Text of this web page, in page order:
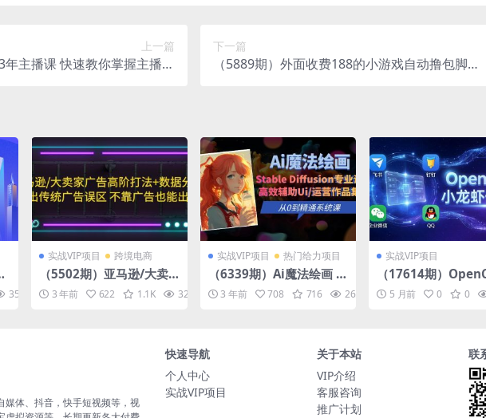
上一篇
年主播课 快速教你掌握主播底
下一篇
（5889期）外面收费188的小游戏自动撸包脚本
35.4K 10
实战VIP项目 跨境电商
（5502期）亚马逊/大卖
家广告高阶打法+数据分
析，走出传统广告误区 不
3 年前 622 1.1K 32.9K 10
实战VIP项目 热门给力项目
（6339期）Ai魔法绘画 St
able Diffusion专业课 高
效辅助Ui/运营作品集 0到
3 年前 708 716 26.2K 10
实战VIP项目
（17614期）
小龙虾保姆课：
s/macOS/Linux/
5 月前 0 0
媒体、抖音，快手短视频等，视
快速导航
个人中心
实战VIP项目
关于本站
VIP介绍
客服咨询
推广计划
联